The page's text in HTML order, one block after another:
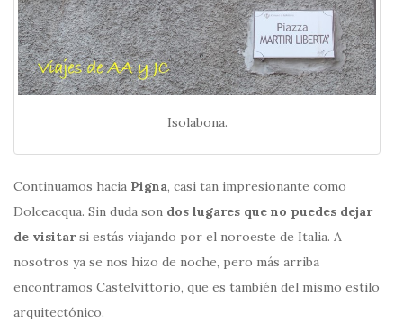
Isolabona.
Continuamos hacia Pigna, casi tan impresionante como
Dolceacqua. Sin duda son dos lugares que no puedes dejar
de visitarsi estás viajando por el noroeste de Italia. A
nosotros ya se nos hizo de noche, pero más arriba
encontramos Castelvittorio, que es también del mismo estilo
arquitectónico.